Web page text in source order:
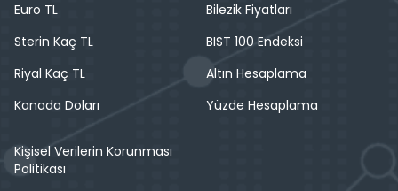
Euro TL
Sterin Kaç TL
Riyal Kaç TL
Kanada Doları
Bilezik Fiyatları
BIST 100 Endeksi
Altın Hesaplama
Yüzde Hesaplama
Kişisel Verilerin Korunması
Politikası